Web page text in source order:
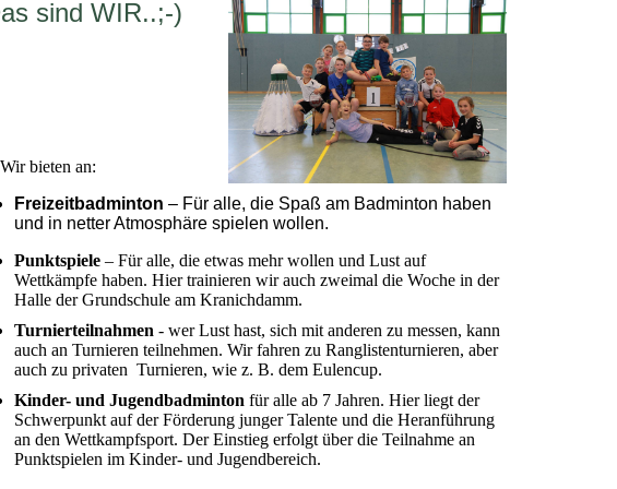
sind WIR..;-)
bieten an:
Freizeitbadminton – Für alle, die Spaß am Badminton haben
und in netter Atmosphäre spielen wollen.
Punktspiele – Für alle, die etwas mehr wollen und Lust auf
Wettkämpfe haben. Hier trainieren wir auch zweimal die Woche in der
Halle der Grundschule am Kranichdamm.
Turnierteilnahmen - wer Lust hast, sich mit anderen zu messen, kann
auch an Turnieren teilnehmen. Wir fahren zu Ranglistenturnieren, aber
auch zu privaten Turnieren, wie z. B. dem Eulencup.
Kinder- und Jugendbadminton für alle ab 7 Jahren. Hier liegt der
Schwerpunkt auf der Förderung junger Talente und die Heranführung
an den Wettkampfsport. Der Einstieg erfolgt über die Teilnahme an
Punktspielen im Kinder- und Jugendbereich.